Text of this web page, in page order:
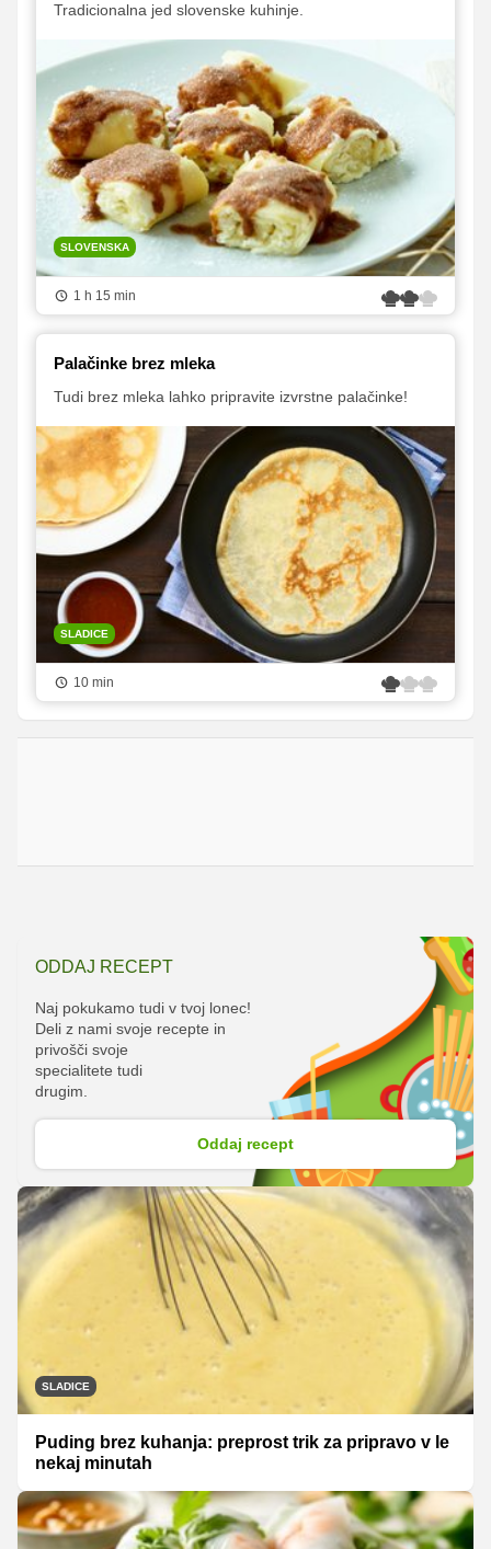
Tradicionalna jed slovenske kuhinje.
SLOVENSKA
1 h 15 min
Palačinke brez mleka
Tudi brez mleka lahko pripravite izvrstne palačinke!
SLADICE
10 min
ODDAJ RECEPT
Naj pokukamo tudi v tvoj lonec!
Deli z nami svoje recepte in
privošči svoje
specialitete tudi
drugim.
Oddaj recept
SLADICE
Puding brez kuhanja: preprost trik za pripravo v le
nekaj minutah